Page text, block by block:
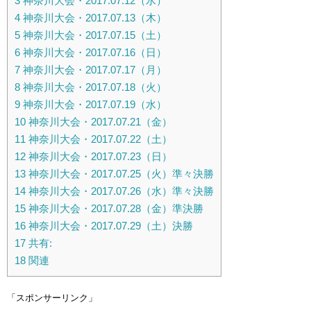
4 神奈川大会・2017.07.13（木）
5 神奈川大会・2017.07.15（土）
6 神奈川大会・2017.07.16（日）
7 神奈川大会・2017.07.17（月）
8 神奈川大会・2017.07.18（火）
9 神奈川大会・2017.07.19（水）
10 神奈川大会・2017.07.21（金）
11 神奈川大会・2017.07.22（土）
12 神奈川大会・2017.07.23（日）
13 神奈川大会・2017.07.25（火）準々決勝
14 神奈川大会・2017.07.26（水）準々決勝
15 神奈川大会・2017.07.28（金）準決勝
16 神奈川大会・2017.07.29（土）決勝
17 共有:
18 関連
「スポンサーリンク」